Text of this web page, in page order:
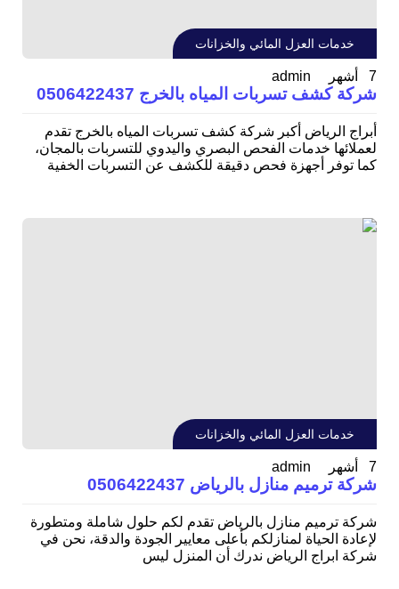
خدمات العزل المائي والخزانات
7 أشهر admin
شركة كشف تسربات المياه بالخرج 0506422437
أبراج الرياض أكبر شركة كشف تسربات المياه بالخرج تقدم
لعملائها خدمات الفحص البصري واليدوي للتسربات بالمجان،
كما توفر أجهزة فحص دقيقة للكشف عن التسربات الخفية
خدمات العزل المائي والخزانات
7 أشهر admin
شركة ترميم منازل بالرياض 0506422437
شركة ترميم منازل بالرياض تقدم لكم حلول شاملة ومتطورة
لإعادة الحياة لمنازلكم بأعلى معايير الجودة والدقة، نحن في
شركة ابراج الرياض ندرك أن المنزل ليس